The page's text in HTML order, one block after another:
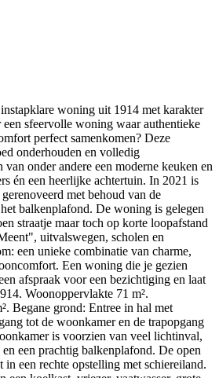
woning uit 1914 met karakter
sfeervolle woning waar authentieke
perfect samenkomen? Deze
onderhouden en volledig
van onder andere een moderne keuken en
én een heerlijke achtertuin. In 2021 is
met behoud van de
balkenplafond. De woning is gelegen
straatje maar toch op korte loopafstand
uitvalswegen, scholen en
een unieke combinatie van charme,
Een woning die je gezien
afspraak voor een bezichtiging en laat
Woonoppervlakte 71 m².
Begane grond: Entree in hal met
tot de woonkamer en de trapopgang
is voorzien van veel lichtinval,
een prachtig balkenplafond. De open
in een rechte opstelling met schiereiland.